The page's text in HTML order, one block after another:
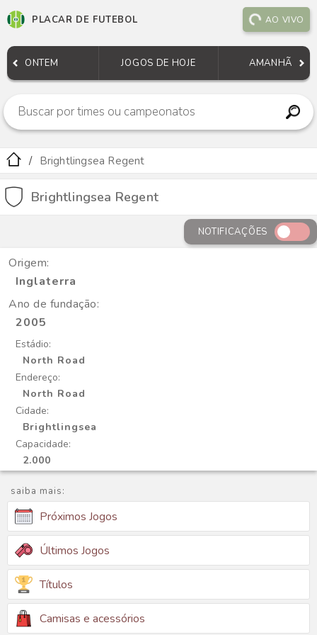
PLACAR DE FUTEBOL AO VIVO
ONTEM JOGOS DE HOJE AMANHÃ
Brightlingsea Regent
Brightlingsea Regent
NOTIFICAÇÕES
Origem:
Inglaterra
Ano de fundação:
2005
Estádio:
North Road
Endereço:
North Road
Cidade:
Brightlingsea
Capacidade:
2.000
saiba mais:
Próximos Jogos
Últimos Jogos
Títulos
Camisas e acessórios